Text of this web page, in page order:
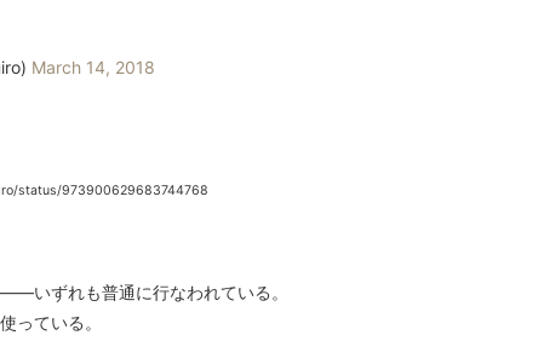
March 14, 2018
status/973900629683744768
――いずれも普通に行なわれている。
っている。